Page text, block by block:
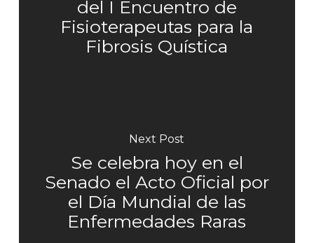
del I Encuentro de
Fisioterapeutas para la
Fibrosis Quística
Next Post
Se celebra hoy en el
Senado el Acto Oficial por
el Día Mundial de las
Enfermedades Raras